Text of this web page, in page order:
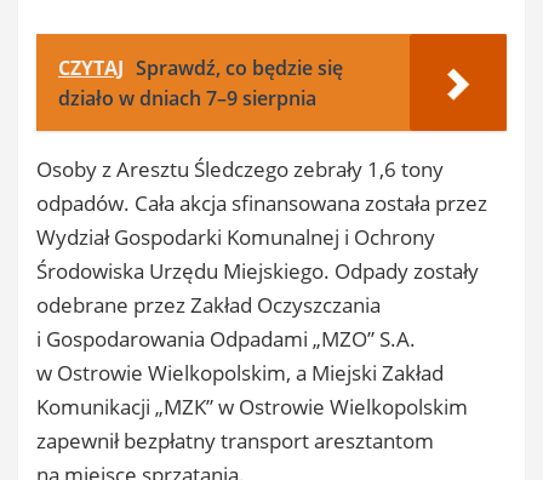
CZYTAJ Sprawdź, co będzie się
działo w dniach 7–9 sierpnia
Osoby z Aresztu Śledczego zebrały 1,6 tony
odpadów. Cała akcja sfinansowana została przez
Wydział Gospodarki Komunalnej i Ochrony
Środowiska Urzędu Miejskiego. Odpady zostały
odebrane przez Zakład Oczyszczania
i Gospodarowania Odpadami „MZO” S.A.
w Ostrowie Wielkopolskim, a Miejski Zakład
Komunikacji „MZK” w Ostrowie Wielkopolskim
zapewnił bezpłatny transport aresztantom
na miejsce sprzątania.